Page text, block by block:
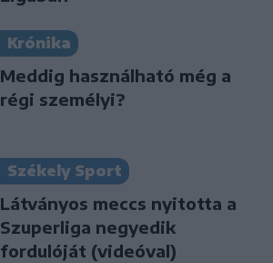
Krónika
Meddig használható még a
régi személyi?
Székely Sport
Látványos meccs nyitotta a
Szuperliga negyedik
fordulóját (videóval)